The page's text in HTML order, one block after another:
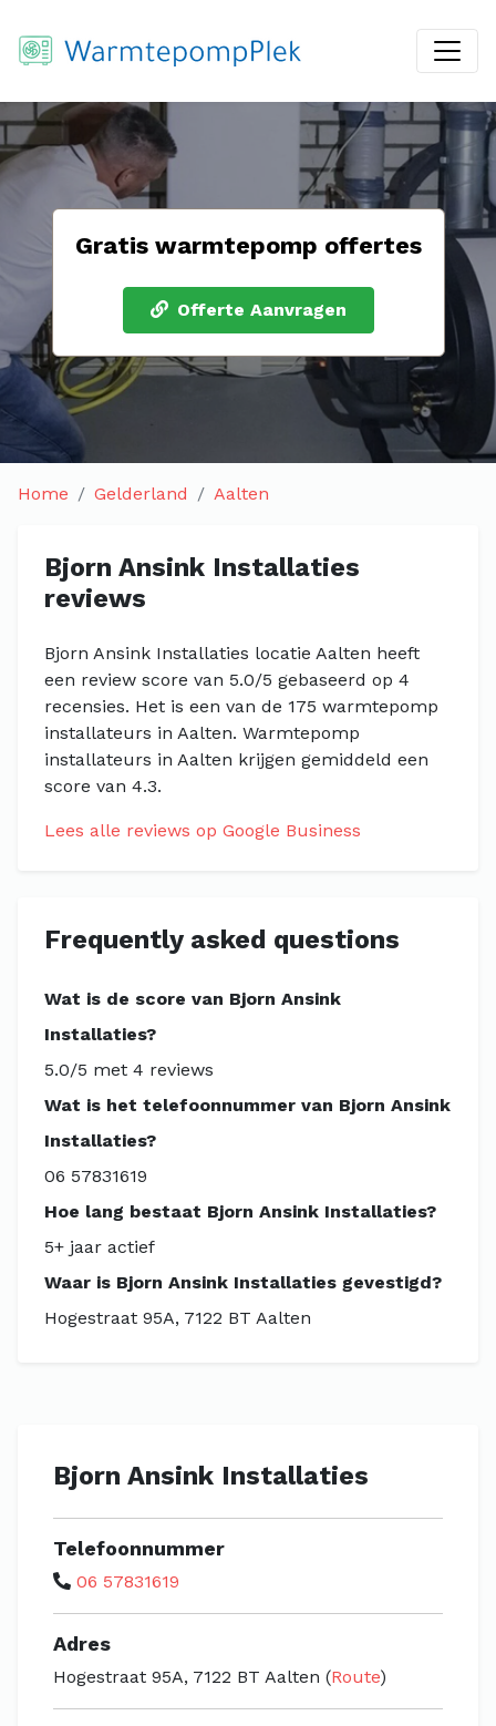
Gratis warmtepomp offertes
Offerte Aanvragen
Home Gelderland Aalten
Bjorn Ansink Installaties
reviews
Bjorn Ansink Installaties locatie Aalten heeft
een review score van 5.0/5 gebaseerd op 4
recensies. Het is een van de 175 warmtepomp
installateurs in Aalten. Warmtepomp
installateurs in Aalten krijgen gemiddeld een
score van 4.3.
Lees alle reviews op Google Business
Frequently asked questions
Wat is de score van Bjorn Ansink
Installaties?
5.0/5 met 4 reviews
Wat is het telefoonnummer van Bjorn Ansink
Installaties?
06 57831619
Hoe lang bestaat Bjorn Ansink Installaties?
5+ jaar actief
Waar is Bjorn Ansink Installaties gevestigd?
Hogestraat 95A, 7122 BT Aalten
Bjorn Ansink Installaties
Telefoonnummer
06 57831619
Adres
Hogestraat 95A, 7122 BT Aalten (Route)